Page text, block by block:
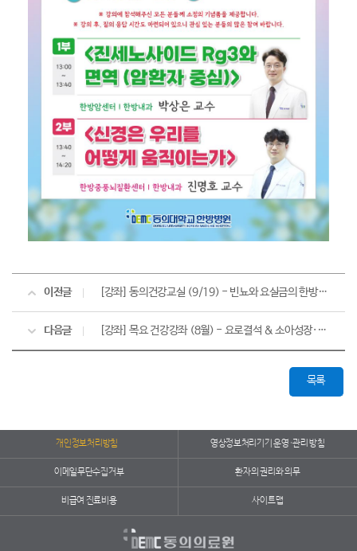
이전글 [강좌] 동의건강교실 (9/19) - 빈뇨와 요실금의 한방치료
다음글 [강좌] 목요 건강강좌 (8월) - 요로결석 & 소아성장·성조숙증
목록
개인정보처리방침 영상정보처리기기 운영·관리 방침
이메일무단수집거부 환자의 권리와 의무
비급여 진료비용 사이트맵